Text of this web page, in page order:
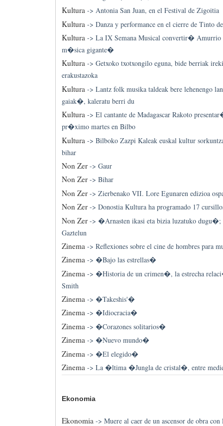
Kultura-> Antonia San Juan, en el Festival de Zigoitia
Kultura -> Danza y performance en el cierre de Tinto
Kultura-> La IX Semana Musical convertir� Amurrio
m�sica gigante�
Kultura-> Getxoko txotxongilo eguna, bide berriak
erakustazoka
Kultura -> Lantz folk musika taldeak bere lehenengo
gaiak�, kaleratu berri du
Kultura-> El cantante de Madagascar Rakoto
pr�ximo martes en Bilbo
Kultura -> Bilboko Zazpi Kaleak euskal kultur
bihar
Non Zer-> Gaur
Non Zer-> Bihar
Non Zer-> Zierbenako VII. Lore Egunaren edizioa
Non Zer-> Donostia Kultura ha programado 17
Non Zer-> �Arnasten ikasi eta bizia luzatuko dugu�;
Gaztelun
Zinema-> Reflexiones sobre el cine de hombres para
Zinema-> �Bajo las estrellas�
Zinema -> �Historia de un crimen�, la estrecha
Smith
Zinema-> �Takeshis'�
Zinema-> �Idiocracia�
Zinema-> �Corazones solitarios�
Zinema-> �Nuevo mundo�
Zinema -> �El elegido�
Zinema-> La �ltima �Jungla de cristal�, entre
Ekonomia
Ekonomia -> Muere al caer de un ascensor de obra